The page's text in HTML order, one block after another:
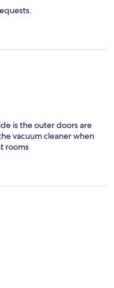
is the outer doors are
vacuum cleaner when
rooms